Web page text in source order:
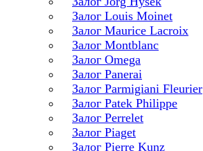
Залог Louis Moinet
Залог Maurice Lacroix
Залог Montblanc
Залог Omega
Залог Panerai
Залог Parmigiani Fleurier
Залог Patek Philippe
Залог Perrelet
Залог Piaget
Залог Pierre Kunz